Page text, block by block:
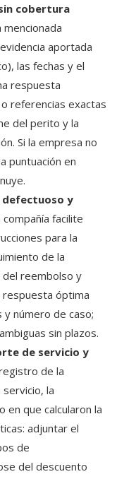
cobertura
mencionada
aportada
las fechas y el
respuesta
referencias exactas
del perito y la
Si la empresa no
puntuación en
y
facilite
para la
de la
del reembolso y
respuesta óptima
y número de caso;
sin plazos.
de servicio y
de la
la
en que calcularon la
adjuntar el
de
del descuento